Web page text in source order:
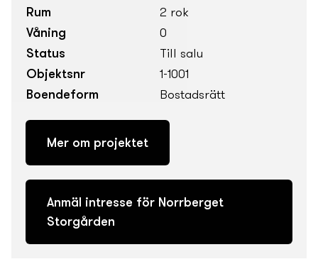
Rum
2 rok
Våning
0
Status
Till salu
Objektsnr
1-1001
Boendeform
Bostadsrätt
Mer om projektet
Anmäl intresse för Norrberget
Storgården